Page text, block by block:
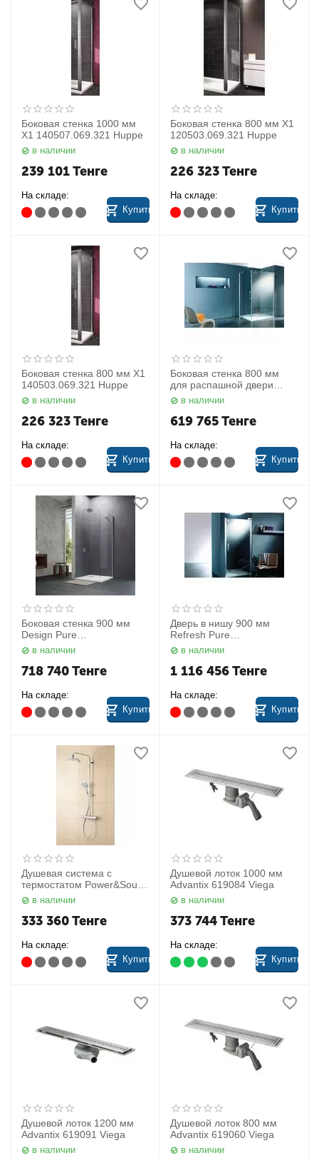
Боковая стенка 1000 мм
X1 140507.069.321 Huppe
в наличии
239 101Тенге
На складе:
Купить
Боковая стенка 800 мм X1
120503.069.321 Huppe
в наличии
226 323Тенге
На складе:
Купить
Боковая стенка 800 мм X1
140503.069.321 Huppe
в наличии
226 323Тенге
На складе:
Купить
Боковая стенка 800 мм
для распашной двери
Refresh Pure
9P0703.087.321 Huppe
в наличии
619 765Тенге
На складе:
Купить
Боковая стенка 900 мм
Design Pure
8P1004.092.322 Huppe
в наличии
718 740Тенге
На складе:
Купить
Дверь в нишу 900 мм
Refresh Pure
9P0402.084.321 Huppe
в наличии
1 116 456Тенге
На складе:
Купить
Душевая система с
термостатом Power&Soul
27909000 Grohe
в наличии
333 360Тенге
На складе:
Купить
Душевой лоток 1000 мм
Advantix 619084 Viega
в наличии
373 744Тенге
На складе:
Купить
Душевой лоток 1200 мм
Advantix 619091 Viega
в наличии
Душевой лоток 800 мм
Advantix 619060 Viega
в наличии